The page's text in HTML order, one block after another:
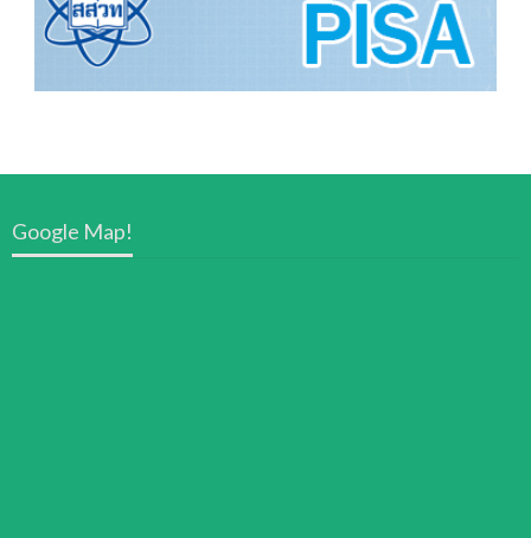
Google Map!